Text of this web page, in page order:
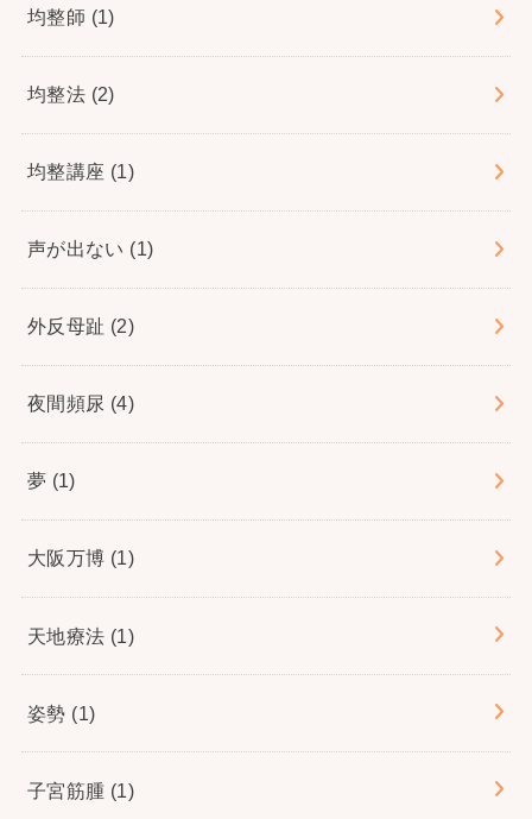
均整師 (1)
均整法 (2)
均整講座 (1)
声が出ない (1)
外反母趾 (2)
夜間頻尿 (4)
夢 (1)
大阪万博 (1)
天地療法 (1)
姿勢 (1)
子宮筋腫 (1)